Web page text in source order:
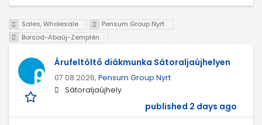
Sales, Wholesale
Pensum Group Nyrt
Borsod-Abaúj-Zemplén
Árufeltöltő diákmunka Sátoraljaújhelyen
07.08.2026, Pensum Group Nyrt
Sátoraljaújhely
published 2 days ago